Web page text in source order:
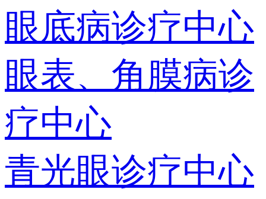
眼底病诊疗中心
眼表、角膜病诊
疗中心
青光眼诊疗中心